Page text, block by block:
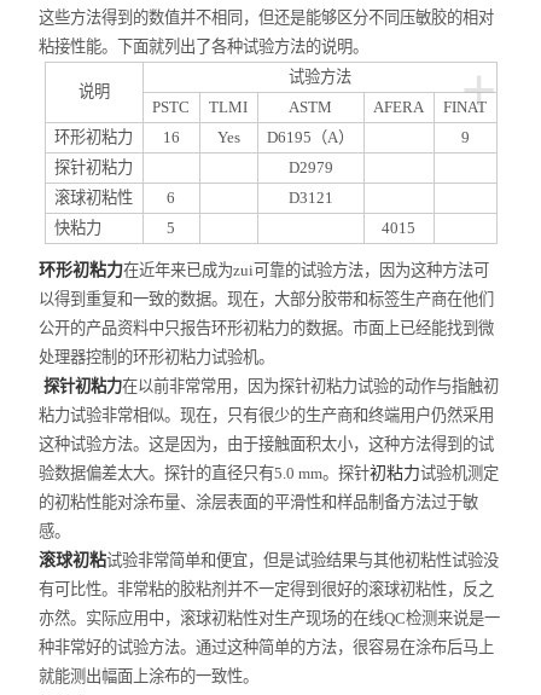
小型尼龙PA调湿机
新型尼龙吸湿增韧设备
这些方法得到的数值并不相同，但还是能够区分不同压敏胶的相对
粘接性能。下面就列出了各种试验方法的说明。
+
说明
试验方法
PSTC
TLMI ASTM AFERA
FINAT
环形初粘力
16 Yes D6195 （A）
9
探针初粘力
D2979
滚球初粘性
6
D3121
快粘力
5 4015
环形初粘力在近年来已成为zui可靠的试验方法，因为这种方法可
以得到重复和一致的数据。现在，大部分胶带和标签生产商在他们
公开的产品资料中只报告环形初粘力的数据。市面上已经能找到微
处理器控制的环形初粘力试验机。
探针初粘力在以前非常常用，因为探针初粘力试验的动作与指触初
粘力试验非常相似。现在，只有很少的生产商和终端用户仍然采用
这种试验方法。这是因为，由于接触面积太小，这种方法得到的试
验数据偏差太大。探针的直径只有5.0 mm。探针初粘力试验机测定
的初粘性能对涂布量、涂层表面的平滑性和样品制备方法过于敏
感。
滚球初粘试验非常简单和便宜，但是试验结果与其他初粘性试验没
有可比性。非常粘的胶粘剂并不一定得到很好的滚球初粘性，反之
亦然。实际应用中，滚球初粘性对生产现场的在线QC检测来说是一
种非常好的试验方法。通过这种简单的方法，很容易在涂布后马上
就能测出幅面上涂布的一致性。